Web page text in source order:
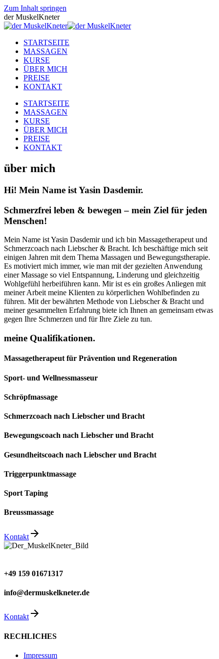
Zum Inhalt springen
der MuskelKneter
STARTSEITE
MASSAGEN
KURSE
ÜBER MICH
PREISE
KONTAKT
STARTSEITE
MASSAGEN
KURSE
ÜBER MICH
PREISE
KONTAKT
über mich
Hi! Mein Name ist Yasin Dasdemir.
Schmerzfrei leben & bewegen – mein Ziel für jeden
Menschen!
Mein Name ist Yasin Dasdemir und ich bin Massagetherapeut und
Schmerzcoach nach Liebscher & Bracht. Ich beschäftige mich seit
einigen Jahren mit dem Thema Massagen und Bewegungstherapie.
Es motiviert mich immer, wie man mit der gezielten Anwendung
einer Massage so viel Entspannung, Linderung und gleichzeitig
Wohlgefühl herbeiführen kann. Mir ist es ein großes Anliegen mit
meiner Arbeit meine Klienten zu körperlichen Wohlbefinden zu
führen. Mit der bewährten Methode von Liebscher & Bracht und
meiner gesammelten Erfahrung biete ich Ihnen an gemeinsam etwas
gegen Ihre Schmerzen und für Ihre Ziele zu tun.
meine Qualifikationen.
Massagetherapeut für Prävention und Regeneration
Sport- und Wellnessmasseur
Schröpfmassage
Schmerzcoach nach Liebscher und Bracht
Bewegungscoach nach Liebscher und Bracht
Gesundheitscoach nach Liebscher und Bracht
Triggerpunktmassage
Sport Taping
Breussmassage
Kontakt
+49 159 01671317
info@dermuskelkneter.de
Kontakt
RECHLICHES
Impressum